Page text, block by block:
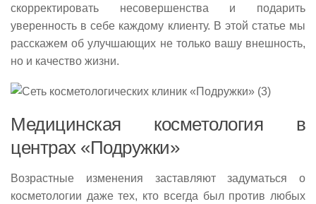
скорректировать несовершенства и подарить
уверенность в себе каждому клиенту. В этой статье мы
расскажем об улучшающих не только вашу внешность,
но и качество жизни.
Медицинская косметология в
центрах «Подружки»
Возрастные изменения заставляют задуматься о
косметологии даже тех, кто всегда был против любых